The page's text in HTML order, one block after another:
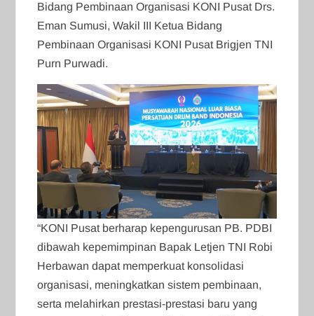
Bidang Pembinaan Organisasi KONI Pusat Drs.
Eman Sumusi, Wakil III Ketua Bidang
Pembinaan Organisasi KONI Pusat Brigjen TNI
Purn Purwadi.
“KONI Pusat berharap kepengurusan PB. PDBI
dibawah kepemimpinan Bapak Letjen TNI Robi
Herbawan dapat memperkuat konsolidasi
organisasi, meningkatkan sistem pembinaan,
serta melahirkan prestasi-prestasi baru yang